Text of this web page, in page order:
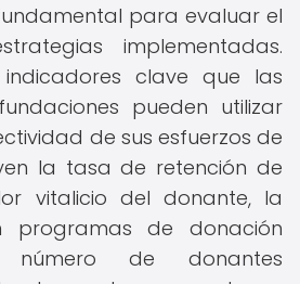
para evaluar el
implementadas.
clave que las
pueden utilizar
de sus esfuerzos de
la tasa de retención de
vitalicio del donante, la
programas de donación
número de donantes